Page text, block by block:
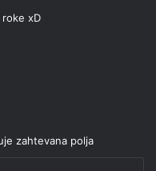
xD
zahtevana polja